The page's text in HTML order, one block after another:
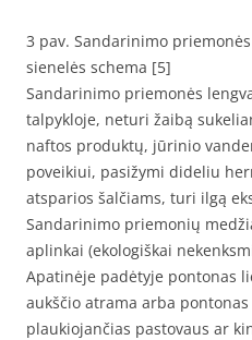
3 pav. Sandarinimo
sienelės schema [5]
Sandarinimo priemonės
talpykloje, neturi žaibą
naftos produktų, jūrinio
poveikiui, pasižymi dideliu
atsparios šalčiams, turi ilgą
Sandarinimo priemonių
aplinkai (ekologiškai
Apatinėje padėtyje pontonas
aukščio atrama arba
plaukiojančias pastovaus ar